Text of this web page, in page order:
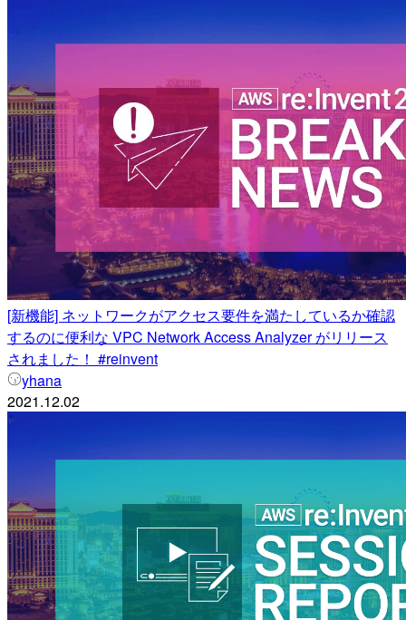
[新機能] ネットワークがアクセス要件を満たしているか確認
するのに便利な VPC Network Access Analyzer がリリース
されました！ #reinvent
yhana
2021.12.02